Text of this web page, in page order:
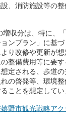
、消防施設等の
収分は、特に、
ョンプラン」に基
より改修や更新が
整備費用等に要す
定される、歩道の
の啓発等、環境
ことを想定してい
野市観光戦略ア